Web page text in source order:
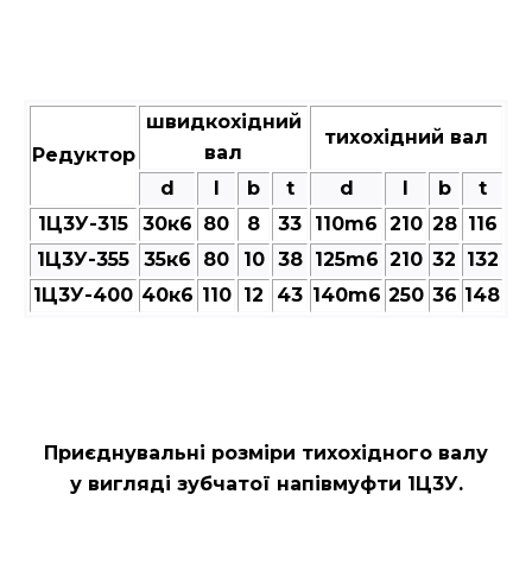
Редуктор
швидкохідний
вал
тихохідний вал
d l b t d l b
t
1Ц3У-315
30к6 80 8 33 110m6 210 28 116
1Ц3У-355
35к6 80 10 38 125m6 210 32 132
1Ц3У-400 40к6 110 12 43 140m6 250 36 148
Приєднувальні розміри тихохідного валу
у вигляді зубчатої напівмуфти 1Ц3У.